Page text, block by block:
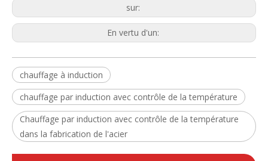
sur:
En vertu d'un:
chauffage à induction
chauffage par induction avec contrôle de la température
Chauffage par induction avec contrôle de la température
dans la fabrication de l'acier